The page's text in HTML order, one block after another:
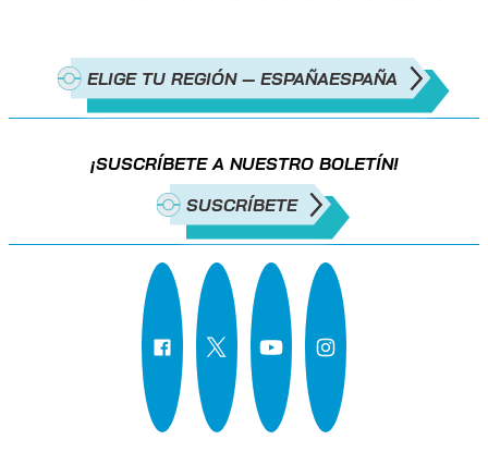
ELIGE TU REGIÓN — ESPAÑAESPAÑA
¡SUSCRÍBETE A NUESTRO BOLETÍN!
SUSCRÍBETE